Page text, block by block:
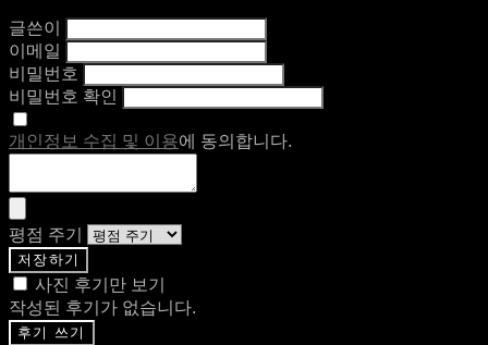
글쓴이
이메일
비밀번호
비밀번호 확인
개인정보 수집 및 이용에 동의합니다.
평점 주기
저장하기
사진 후기만 보기
작성된 후기가 없습니다.
후기 쓰기